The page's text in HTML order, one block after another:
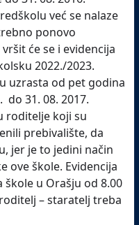
već se nalaze
ponovo
će se i evidencija
2022./2023.
uzrasta od pet godina
do 31. 08. 2017.
roditelje koji su
prebivalište, da
jer je to jedini način
ove škole. Evidencija
u Orašju od 8.00
– staratelj treba